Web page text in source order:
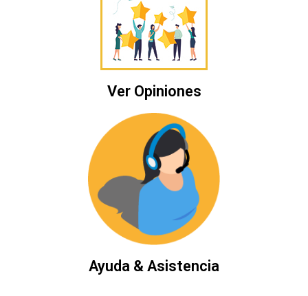
Ver Opiniones
Ayuda & Asistencia